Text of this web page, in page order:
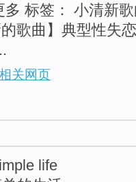
多 标签： 小清新
歌曲】典型性失
关网页
life